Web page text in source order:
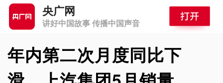
央广网
讲好中国故事 传播中国声音
年内第二次月度同比下